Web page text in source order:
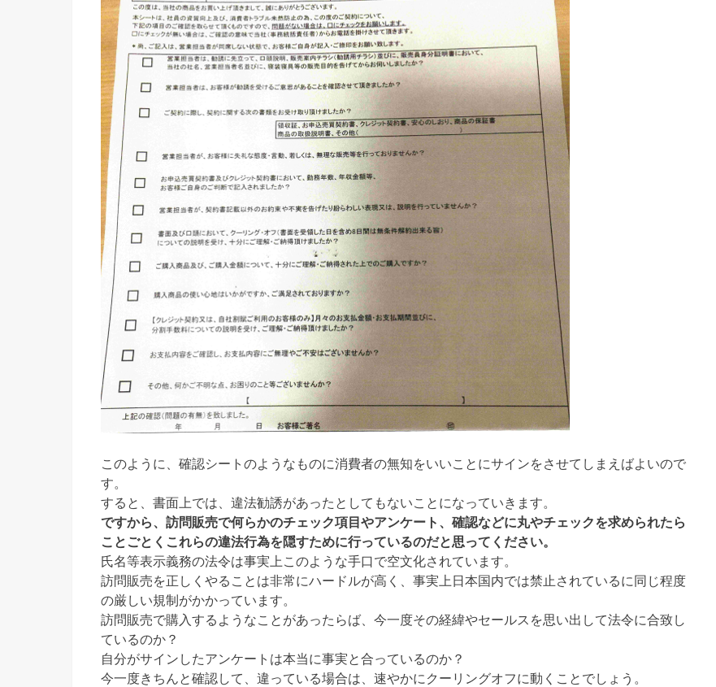
このように、確認シートのようなものに消費者の無知をいいことにサインをさせてしまえばよいので
す。
すると、書面上では、違法勧誘があったとしてもないことになっていきます。
ですから、訪問販売で何らかのチェック項目やアンケート、確認などに丸やチェックを求められたら
ことごとくこれらの違法行為を隠すために行っているのだと思ってください。
氏名等表示義務の法令は事実上このような手口で空文化されています。
訪問販売を正しくやることは非常にハードルが高く、事実上日本国内では禁止されているに同じ程度
の厳しい規制がかかっています。
訪問販売で購入するようなことがあったらば、今一度その経緯やセールスを思い出して法令に合致し
ているのか？
自分がサインしたアンケートは本当に事実と合っているのか？
今一度きちんと確認して、違っている場合は、速やかにクーリングオフに動くことでしょう。